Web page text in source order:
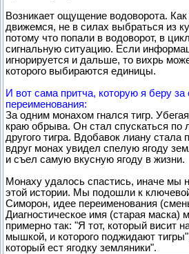
Возникает ощущение водоворота.
движемся, не в силах выбраться из
потому что попали в водоворот, в
сигнальную ситуацию. Если
игнорируется и дальше, то вихрь
которого выбираются единицы.
И вот сама притча, которую я беру за
переименования:
За одним монахом гнался тигр.
краю обрыва. Он стал спускаться по
другого тигра. Вдобавок лиану
вдруг монах увидел спелую ягоду
и съел самую вкусную ягоду в жизни.
Монаху удалось спастись, иначе мы
этой истории. Мы подошли к
Симорон, идее переименования
Диагностическое имя (старая маска)
примерно так: "Я тот, который висит
мышкой, и которого поджидают
который ест ягодку земляники".